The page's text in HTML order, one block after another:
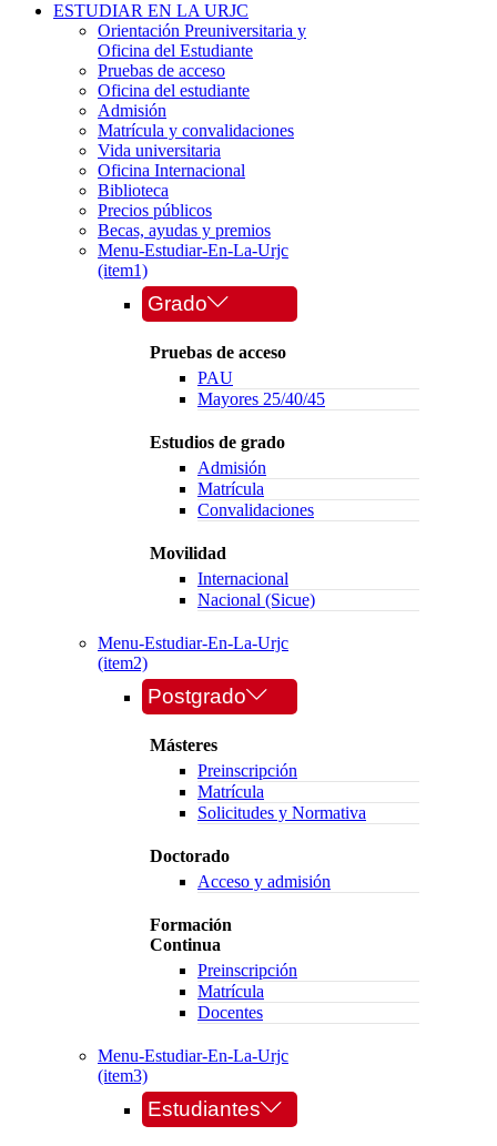
ESTUDIAR EN LA URJC
Orientación Preuniversitaria y
Oficina del Estudiante
Pruebas de acceso
Oficina del estudiante
Admisión
Matrícula y convalidaciones
Vida universitaria
Oficina Internacional
Biblioteca
Precios públicos
Becas, ayudas y premios
Menu-Estudiar-En-La-Urjc
(item1)
Grado
Pruebas de acceso
PAU
Mayores 25/40/45
Estudios de grado
Admisión
Matrícula
Convalidaciones
Movilidad
Internacional
Nacional (Sicue)
Menu-Estudiar-En-La-Urjc
(item2)
Postgrado
Másteres
Preinscripción
Matrícula
Solicitudes y Normativa
Doctorado
Acceso y admisión
Formación
Continua
Preinscripción
Matrícula
Docentes
Menu-Estudiar-En-La-Urjc
(item3)
Estudiantes